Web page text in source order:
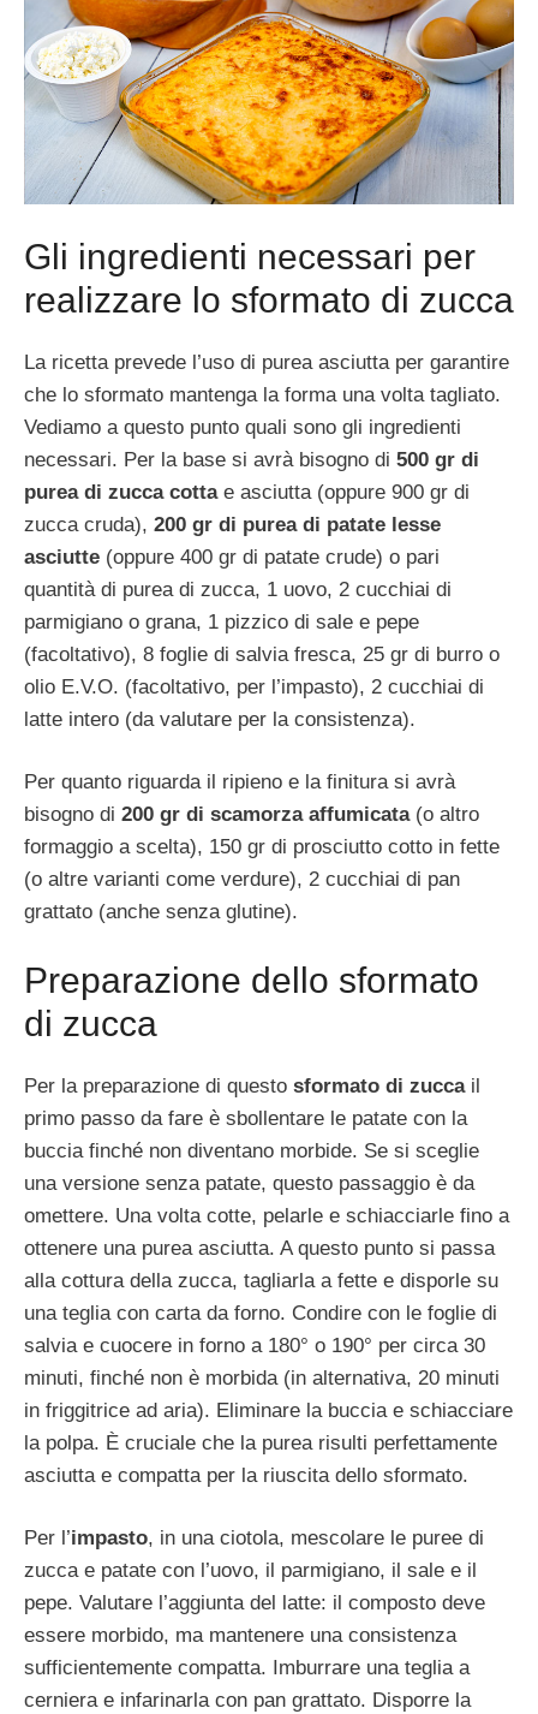
Gli ingredienti necessari per
realizzare lo sformato di zucca
La ricetta prevede l’uso di purea asciutta per garantire
che lo sformato mantenga la forma una volta tagliato.
Vediamo a questo punto quali sono gli ingredienti
necessari. Per la base si avrà bisogno di 500 gr di
purea di zucca cottae asciutta (oppure 900 gr di
zucca cruda), 200 gr di purea di patate lesse
asciutte (oppure 400 gr di patate crude) o pari
quantità di purea di zucca, 1 uovo, 2 cucchiai di
parmigiano o grana, 1 pizzico di sale e pepe
(facoltativo), 8 foglie di salvia fresca, 25 gr di burro o
olio E.V.O. (facoltativo, per l’impasto), 2 cucchiai di
latte intero (da valutare per la consistenza).
Per quanto riguarda il ripieno e la finitura si avrà
bisogno di 200 gr di scamorza affumicata(o altro
formaggio a scelta), 150 gr di prosciutto cotto in fette
(o altre varianti come verdure), 2 cucchiai di pan
grattato (anche senza glutine).
Preparazione dello sformato
di zucca
Per la preparazione di questo sformato di zuccail
primo passo da fare è sbollentare le patate con la
buccia finché non diventano morbide. Se si sceglie
una versione senza patate, questo passaggio è da
omettere. Una volta cotte, pelarle e schiacciarle fino a
ottenere una purea asciutta. A questo punto si passa
alla cottura della zucca, tagliarla a fette e disporle su
una teglia con carta da forno. Condire con le foglie di
salvia e cuocere in forno a 180° o 190° per circa 30
minuti, finché non è morbida (in alternativa, 20 minuti
in friggitrice ad aria). Eliminare la buccia e schiacciare
la polpa. È cruciale che la purea risulti perfettamente
asciutta e compatta per la riuscita dello sformato.
Per l’impasto, in una ciotola, mescolare le puree di
zucca e patate con l’uovo, il parmigiano, il sale e il
pepe. Valutare l’aggiunta del latte: il composto deve
essere morbido, ma mantenere una consistenza
sufficientemente compatta. Imburrare una teglia a
cerniera e infarinarla con pan grattato. Disporre la